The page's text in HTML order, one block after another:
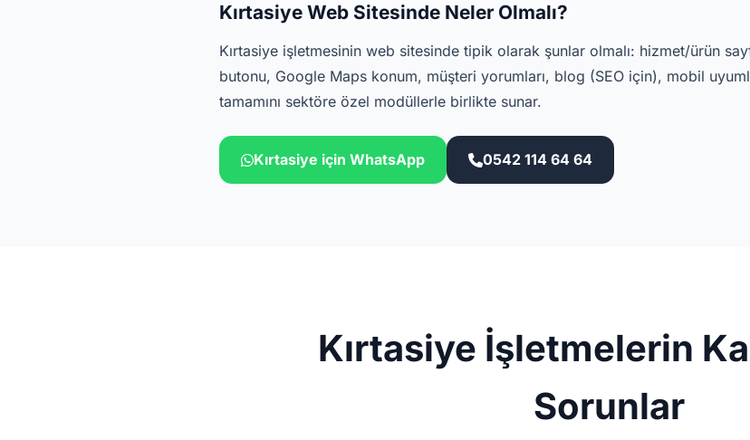
Kırtasiye Web Sitesinde Neler Olmalı?
Kırtasiye işletmesinin web sitesinde tipik olarak şunlar olmalı: hizmet/ürün
butonu, Google Maps konum, müşteri yorumları, blog (SEO için), mobil
tamamını sektöre özel modüllerle birlikte sunar.
Kırtasiye için WhatsApp 0542 114 64 64
Kırtasiye İşletmelerin
Sorunlar